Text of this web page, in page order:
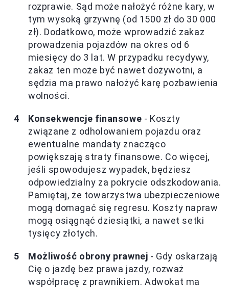
rozprawie. Sąd może nałożyć różne kary, w
tym wysoką grzywnę (od 1500 zł do 30 000
zł). Dodatkowo, może wprowadzić zakaz
prowadzenia pojazdów na okres od 6
miesięcy do 3 lat. W przypadku recydywy,
zakaz ten może być nawet dożywotni, a
sędzia ma prawo nałożyć karę pozbawienia
wolności.
Konsekwencje finansowe - Koszty
związane z odholowaniem pojazdu oraz
ewentualne mandaty znacząco
powiększają straty finansowe. Co więcej,
jeśli spowodujesz wypadek, będziesz
odpowiedzialny za pokrycie odszkodowania.
Pamiętaj, że towarzystwa ubezpieczeniowe
mogą domagać się regresu. Koszty napraw
mogą osiągnąć dziesiątki, a nawet setki
tysięcy złotych.
Możliwość obrony prawnej - Gdy oskarżają
Cię o jazdę bez prawa jazdy, rozważ
współpracę z prawnikiem. Adwokat ma